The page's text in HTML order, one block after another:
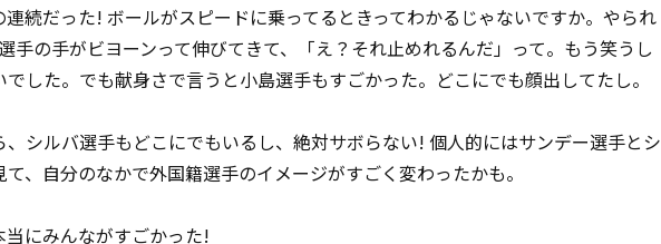
続だった! ボールがスピードに乗ってるときってわかるじゃないですか。やられ
手の手がビヨーンって伸びてきて、「え？それ止めれるんだ」って。もう笑うし
した。でも献身さで言うと小島選手もすごかった。どこにでも顔出してたし。
シルバ選手もどこにでもいるし、絶対サボらない! 個人的にはサンデー選手とシ
、自分のなかで外国籍選手のイメージがすごく変わったかも。
にみんながすごかった!